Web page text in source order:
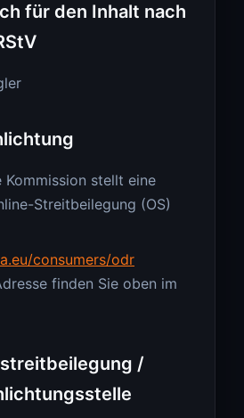
für den Inhalt nach
Kommission stellt eine
Streitbeilegung (OS)
consumers/odr
finden Sie oben im
/